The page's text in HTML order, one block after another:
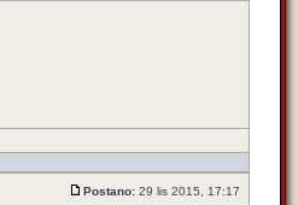
Postano: 29 lis 2015, 17:17